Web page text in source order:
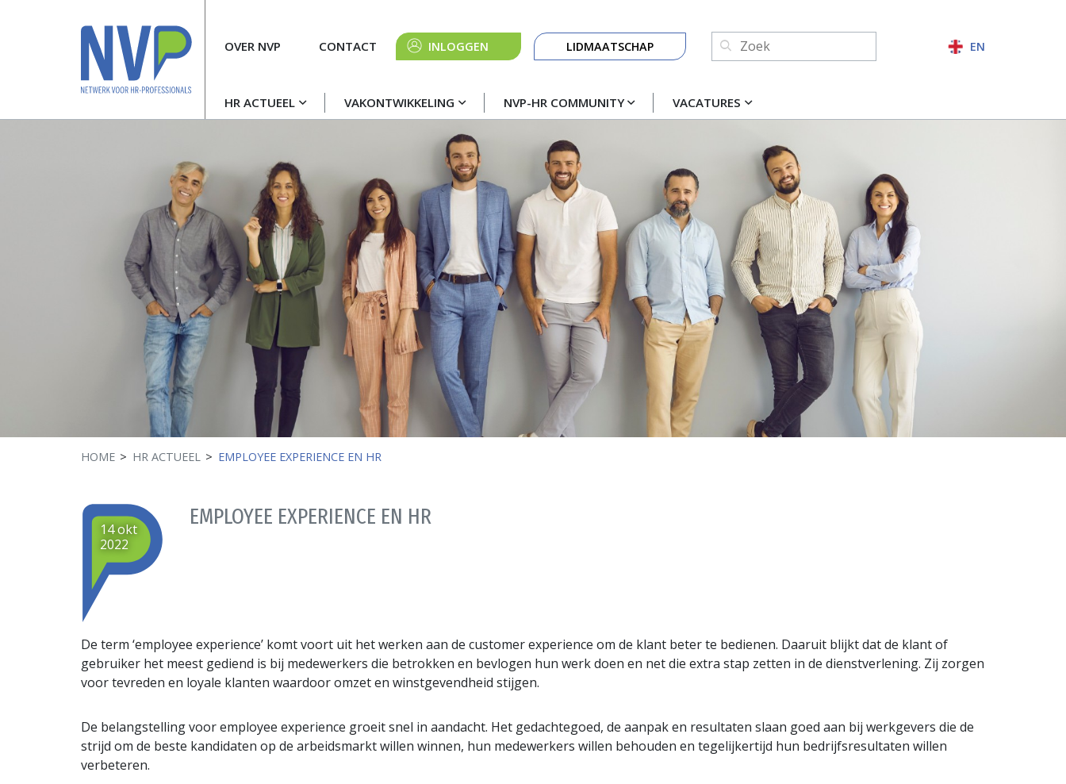
Hoofdnavigatie
HR ACTUEEL VAKONTWIKKELING NVP-HR COMMUNITY VACATURES
MetaOVER NVP CONTACT INLOGGEN
Knop
navigatie
LIDMAATSCHAP Zoeken:
ZOEKEN
EN
HOME HR ACTUEEL EMPLOYEE EXPERIENCE EN HR
EMPLOYEE EXPERIENCE EN HR
14 okt
2022
De term ‘employee experience’ komt voort uit het werken aan de customer experience om de klant beter te bedienen. Daaruit blijkt dat de klant of
gebruiker het meest gediend is bij medewerkers die betrokken en bevlogen hun werk doen en net die extra stap zetten in de dienstverlening. Zij zorgen
voor tevreden en loyale klanten waardoor omzet en winstgevendheid stijgen.
De belangstelling voor employee experience groeit snel in aandacht. Het gedachtegoed, de aanpak en resultaten slaan goed aan bij werkgevers die de
strijd om de beste kandidaten op de arbeidsmarkt willen winnen, hun medewerkers willen behouden en tegelijkertijd hun bedrijfsresultaten willen
verbeteren.